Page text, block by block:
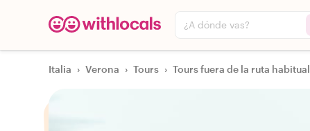
¿A dónde vas?
Italia › Verona › Tours › Tours fuera de la ruta habitual